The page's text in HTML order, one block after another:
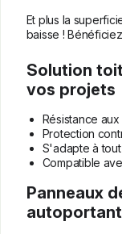
Et plus la
baisse !
Solution
vos projets
Résistance
Protection
S'adapte à
Compatible
Panneaux